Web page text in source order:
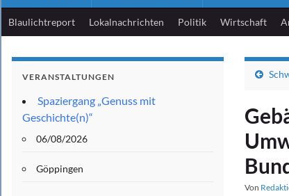
Blaulichtreport Lokalnachrichten Politik Wirtschaft
Von
VERANSTALTUNGEN
Spaziergang „Genuss mit
Geschichte(n)“
06/08/2026
Göppingen